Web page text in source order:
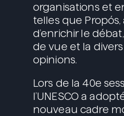
organisations et
telles que Propós,
d’enrichir le
de vue et la
opinions.
Lors de la 40e
l’UNESCO a
nouveau cadre